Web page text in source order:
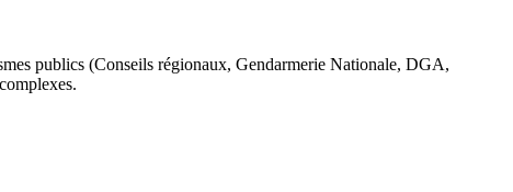
publics (Conseils régionaux, Gendarmerie Nationale, DGA,